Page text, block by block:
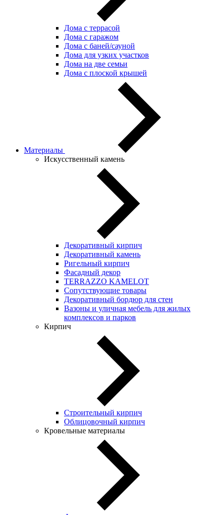
Дома с террасой
Дома с гаражом
Дома с баней/сауной
Дома для узких участков
Дома на две семьи
Дома с плоской крышей
Материалы
Искусственный камень
Декоративный кирпич
Декоративный камень
Ригельный кирпич
Фасадный декор
TERRAZZO KAMELOT
Сопутствующие товары
Декоративный бордюр для стен
Вазоны и уличная мебель для жилых
комплексов и парков
Кирпич
Строительный кирпич
Облицовочный кирпич
Кровельные материалы